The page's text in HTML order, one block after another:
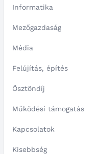
Informatika
Mezőgazdaság
Média
Felújítás, építés
Ösztöndíj
Működési támogatás
Kapcsolatok
Kisebbség